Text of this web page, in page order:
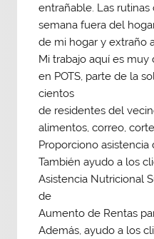
entrañable. Las
semana fuera del
de mi hogar y extraño
Mi trabajo aquí es
en POTS, parte de la
cientos
de residentes del
alimentos, correo,
Proporciono asistencia
También ayudo a los
Asistencia Nutricional
de
Aumento de Rentas
Además, ayudo a los